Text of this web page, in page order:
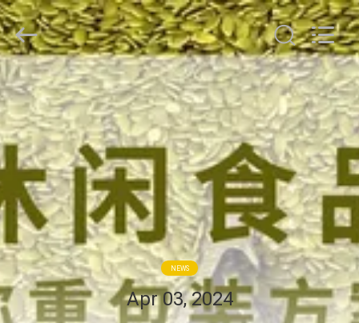
บ้าน
สินค้า
เกี่ยว
กับ
เรา
2026
GUANGDONG
TOUPACK
INTELLIGENT
EQUIPMENT
CO.,
LTD.
All
Rights
Reserved.
NEWS
Apr 03, 2024